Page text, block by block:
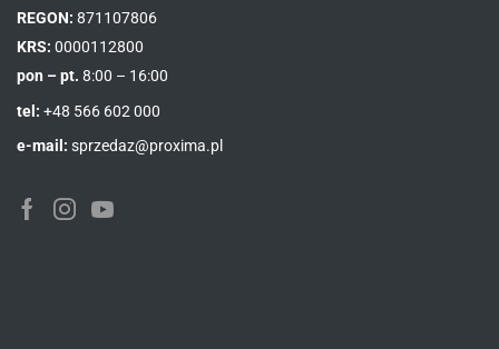
REGON: 871107806
KRS: 0000112800
pon – pt. 8:00 – 16:00
tel: +48 566 602 000
e-mail: sprzedaz@proxima.pl